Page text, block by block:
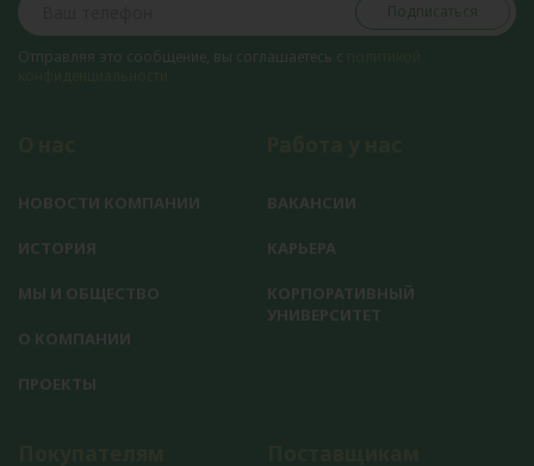
Подписаться
Отправляя это сообщение, вы соглашаетесь с
НОВОСТИ КОМПАНИИ
ИСТОРИЯ
МЫ И ОБЩЕСТВО
О КОМПАНИИ
ПРОЕКТЫ
ВАКАНСИИ
КАРЬЕРА
КОРПОРАТИВНЫЙ
УНИВЕРСИТЕТ